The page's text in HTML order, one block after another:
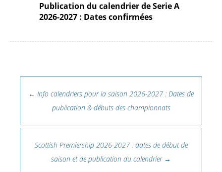
Publication du calendrier de Serie A
2026-2027 : Dates confirmées
← Info calendriers pour la saison 2026-2027 : Dates de
publication & débuts des championnats
Scottish Premiership 2026-2027 : dates de début de
saison et de publication du calendrier →